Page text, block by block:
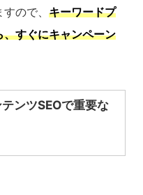
ので、 キーワードプ
すぐにキャンペーン
テンツSEOで重要な